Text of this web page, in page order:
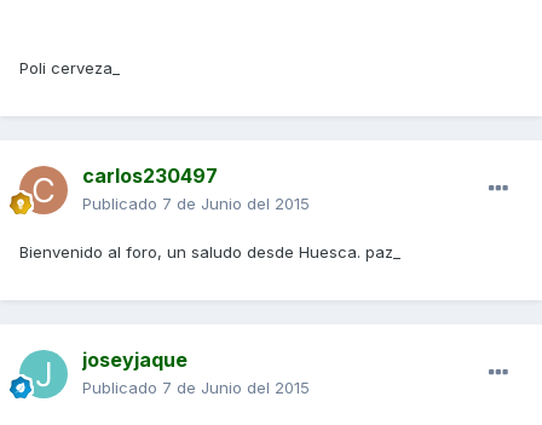
Poli cerveza_
carlos230497
Publicado 7 de Junio del 2015
Bienvenido al foro, un saludo desde Huesca. paz_
joseyjaque
Publicado 7 de Junio del 2015